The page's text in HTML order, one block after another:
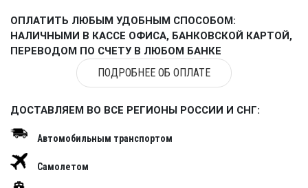
ОПЛАТИТЬ ЛЮБЫМ УДОБНЫМ СПОСОБОМ:
НАЛИЧНЫМИ В КАССЕ ОФИСА, БАНКОВСКОЙ КАРТОЙ,
ПЕРЕВОДОМ ПО СЧЕТУ В ЛЮБОМ БАНКЕ
ПОДРОБНЕЕ ОБ ОПЛАТЕ
ДОСТАВЛЯЕМ ВО ВСЕ РЕГИОНЫ РОССИИ И СНГ:
Автомобильным транспортом
Самолетом